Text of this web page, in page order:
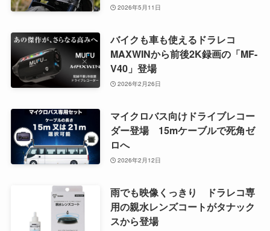
2026年5月11日
バイクも車も使えるドラレコ
MAXWINから前後2K録画の「MF-
V40」登場
2026年2月26日
マイクロバス向けドライブレコー
ダー登場 15mケーブルで死角ゼ
ロへ
2026年2月12日
雨でも映像くっきり ドラレコ専
用の親水レンズコートがタナック
スから登場